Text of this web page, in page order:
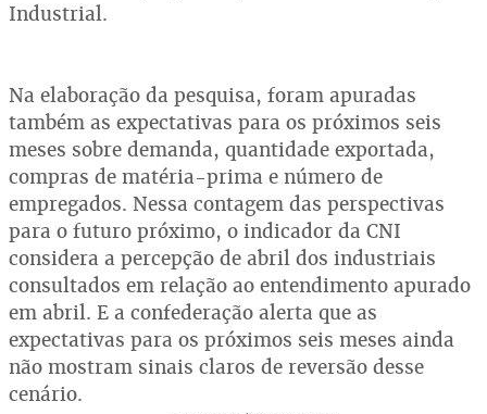
Industrial.
Na elaboração da pesquisa, foram apuradas
também as expectativas para os próximos seis
meses sobre demanda, quantidade exportada,
compras de matéria-prima e número de
empregados. Nessa contagem das perspectivas
para o futuro próximo, o indicador da CNI
considera a percepção de abril dos industriais
consultados em relação ao entendimento apurado
em abril. E a confederação alerta que as
expectativas para os próximos seis meses ainda
não mostram sinais claros de reversão desse
cenário.